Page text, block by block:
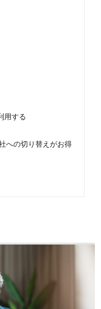
用する
への切り替えがお得